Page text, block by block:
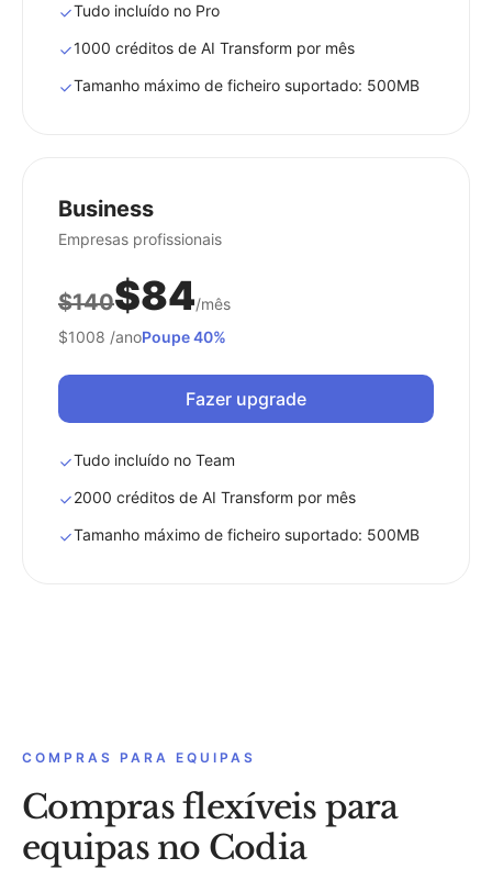
Tudo incluído no Pro
1000 créditos de AI Transform por mês
Tamanho máximo de ficheiro suportado: 500MB
Business
Empresas profissionais
$140$84/mês
$1008 /anoPoupe 40%
Fazer upgrade
Tudo incluído no Team
2000 créditos de AI Transform por mês
Tamanho máximo de ficheiro suportado: 500MB
COMPRAS PARA EQUIPAS
Compras flexíveis para
equipas no Codia